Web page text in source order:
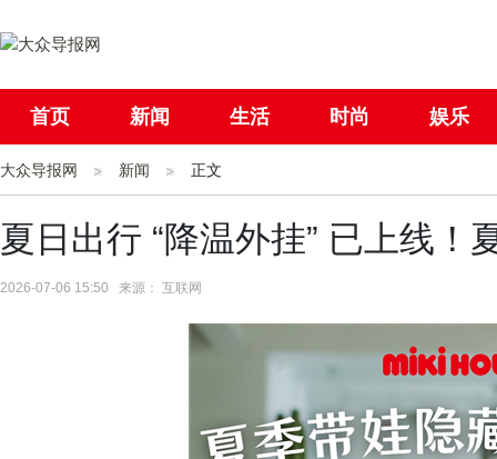
首页 新闻 生活 时尚 娱乐
社会 国际
大众导报网 新闻 正文
夏日出行 “降温外挂” 已上线！
2026-07-06 15:50 来源： 互联网